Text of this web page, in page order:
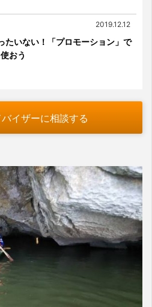
2019.12.12
たいない！「プロモーション」で
おう
イザーに相談する